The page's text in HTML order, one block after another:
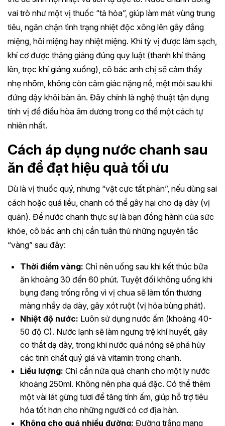
vai trò như một vị thuốc “tả hỏa”, giúp làm mát vùng trung
tiêu, ngăn chặn tình trạng nhiệt độc xông lên gây đắng
miệng, hôi miệng hay nhiệt miệng. Khi tỳ vị được làm sạch,
khí cơ được thăng giáng đúng quy luật (thanh khí thăng
lên, trọc khí giáng xuống), cô bác anh chị sẽ cảm thấy
nhẹ nhõm, không còn cảm giác nặng nề, mệt mỏi sau khi
đứng dậy khỏi bàn ăn. Đây chính là nghệ thuật tận dụng
tính vị để điều hòa âm dương trong cơ thể một cách tự
nhiên nhất.
Cách áp dụng nước chanh sau
ăn để đạt hiệu quả tối ưu
Dù là vị thuốc quý, nhưng “vật cực tất phản”, nếu dùng sai
cách hoặc quá liều, chanh có thể gây hại cho dạ dày (vị
quản). Để nước chanh thực sự là bạn đồng hành của sức
khỏe, cô bác anh chị cần tuân thủ những nguyên tắc
“vàng” sau đây:
Thời điểm vàng: Chỉ nên uống sau khi kết thúc bữa
ăn khoảng 30 đến 60 phút. Tuyệt đối không uống khi
bụng đang trống rỗng vì vị chua sẽ làm tổn thương
màng nhầy dạ dày, gây xót ruột (vị hỏa bùng phát).
Nhiệt độ nước: Luôn sử dụng nước ấm (khoảng 40-
50 độ C). Nước lạnh sẽ làm ngưng trệ khí huyết, gây
co thắt dạ dày, trong khi nước quá nóng sẽ phá hủy
các tinh chất quý giá và vitamin trong chanh.
Liều lượng: Chỉ cần nửa quả chanh cho một ly nước
khoảng 250ml. Không nên pha quá đặc. Có thể thêm
một vài lát gừng tươi để tăng tính ấm, giúp hỗ trợ tiêu
hóa tốt hơn cho những người có cơ địa hàn.
Không cho quá nhiều đường: Đường trắng mang